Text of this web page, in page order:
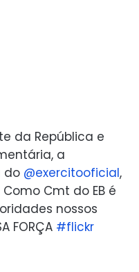
da República e
a
do @exercitooficial,
Cmt do EB é
nossos
FORÇA #flickr